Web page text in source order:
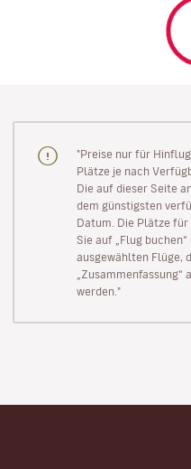
"Preise nur für
Plätze je nach
Die auf dieser Seite
dem günstigsten
Datum. Die Plätze für
Sie auf „Flug
ausgewählten Flüge,
werden."